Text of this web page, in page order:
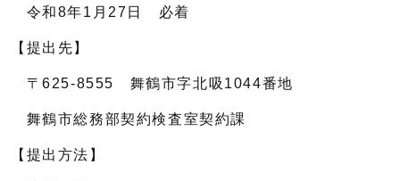
令和8年1月27日 必着
【提出先】
〒625-8555 舞鶴市字北吸1044番地
舞鶴市総務部契約検査室契約課
【提出方法】